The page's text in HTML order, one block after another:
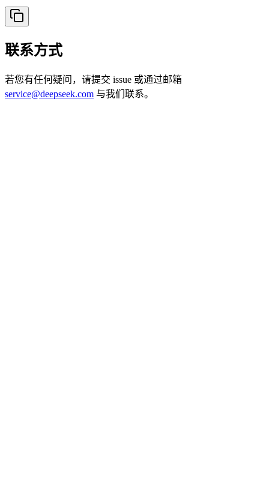
联系方式
若您有任何疑问，请提交 issue 或通过邮箱
service@deepseek.com 与我们联系。